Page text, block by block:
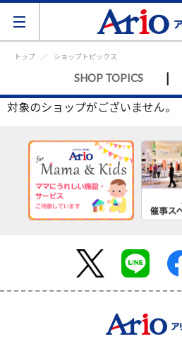
トップ ショップトピックス
SHOP TOPICS |
対象のショップがございません。